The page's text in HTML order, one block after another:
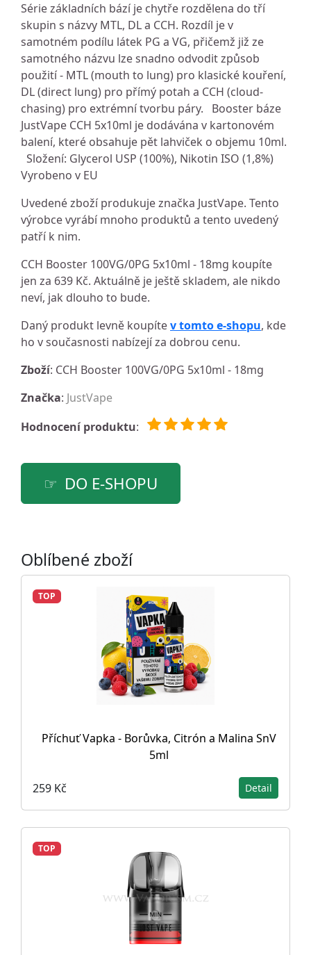
Série základních bází je chytře rozdělena do tří
skupin s názvy MTL, DL a CCH. Rozdíl je v
samotném podílu látek PG a VG, přičemž již ze
samotného názvu lze snadno odvodit způsob
použití - MTL (mouth to lung) pro klasické kouření,
DL (direct lung) pro přímý potah a CCH (cloud-
chasing) pro extrémní tvorbu páry. Booster báze
JustVape CCH 5x10ml je dodávána v kartonovém
balení, které obsahuje pět lahviček o objemu 10ml.
Složení: Glycerol USP (100%), Nikotin ISO (1,8%)
Vyrobeno v EU
Uvedené zboží produkuje značka JustVape. Tento
výrobce vyrábí mnoho produktů a tento uvedený
patří k nim.
CCH Booster 100VG/0PG 5x10ml - 18mg koupíte
jen za 639 Kč. Aktuálně je ještě skladem, ale nikdo
neví, jak dlouho to bude.
Daný produkt levně koupítev tomto e-shopu, kde
ho v současnosti nabízejí za dobrou cenu.
Zboží: CCH Booster 100VG/0PG 5x10ml - 18mg
Značka: JustVape
Hodnocení produktu:
DO E-SHOPU
Oblíbené zboží
TOP
Příchuť Vapka - Borůvka, Citrón a Malina SnV
5ml
259 Kč Detail
TOP